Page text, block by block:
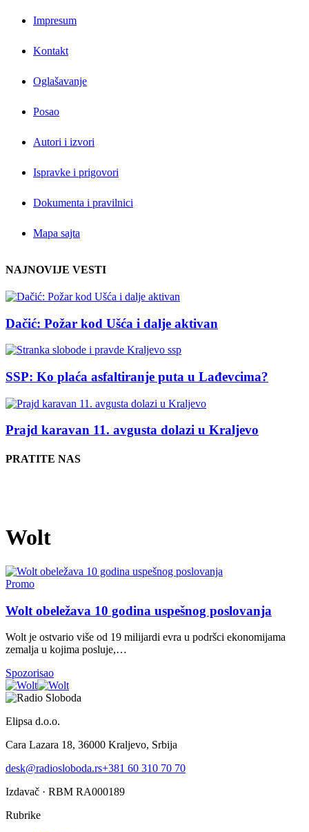
Impresum
Kontakt
Oglašavanje
Posao
Autori i izvori
Ispravke i prigovori
Dokumenta i pravilnici
Mapa sajta
NAJNOVIJE VESTI
Dačić: Požar kod Ušća i dalje aktivan
SSP: Ko plaća asfaltiranje puta u Lađevcima?
Prajd karavan 11. avgusta dolazi u Kraljevo
PRATITE NAS
Wolt
Promo
Wolt obeležava 10 godina uspešnog poslovanja
Wolt je ostvario više od 19 milijardi evra u podršci ekonomijama
zemalja u kojima posluje,…
Spozorisao
Elipsa d.o.o.
Cara Lazara 18, 36000 Kraljevo, Srbija
desk@radiosloboda.rs+381 60 310 70 70
Izdavač · RBM RA000189
Rubrike